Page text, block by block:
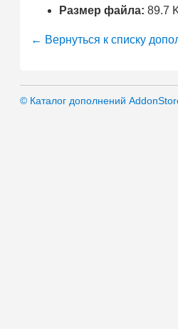
Размер файла: 89.7
← Вернуться к списку
© Каталог дополнений